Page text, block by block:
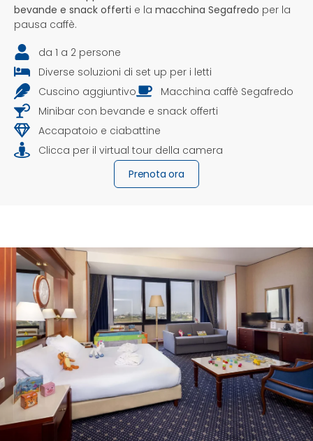
bevande e snack offerti e la macchina Segafredo per la
pausa caffè.
da 1 a 2 persone
Diverse soluzioni di set up per i letti
Cuscino aggiuntivo
Macchina caffè Segafredo
Minibar con bevande e snack offerti
Accapatoio e ciabattine
Clicca per il virtual tour della camera
Prenota ora